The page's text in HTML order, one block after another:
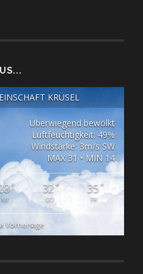
KRÜSEL
Überwiegend bewölkt
Luftfeuchtigkeit: 49%
Windstärke: 3m/s SW
MAX 31 • MIN 14
°
MI
32°
DO
35°
FR
Vorhersage